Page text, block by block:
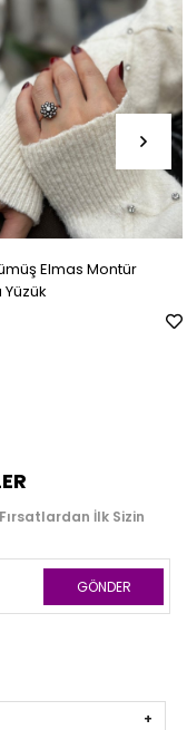
Kadın Gümüş Elmas
Yüzük
İlk Sizin
GÖNDER